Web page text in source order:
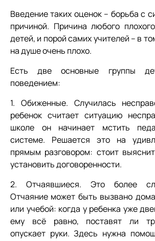
Введение таких оценок – борьба с
причиной. Причина любого
детей, и порой самих учителей – в
на душе очень плохо.
Есть две основные группы
поведением:
1. Обиженные. Случилась
ребенок считает ситуацию
школе он начинает мстить
системе. Решается это на
прямым разговором: стоит
установить договоренности.
2. Отчаявшиеся. Это более
Отчаяние может быть вызвано
или учебой: когда у ребенка уже
ему всё равно, поставят ли
опускает руки. Здесь нужна